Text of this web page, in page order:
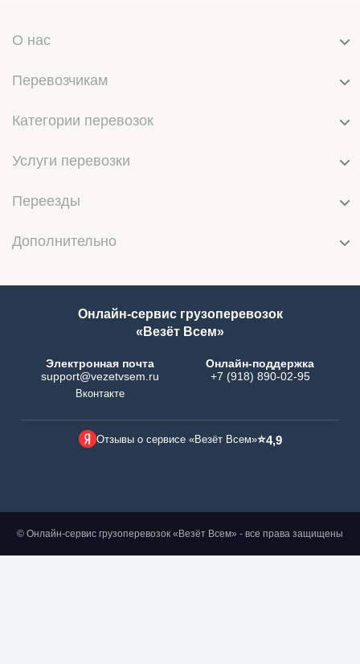
О нас
Перевозчикам
Категории перевозок
Услуги перевозки
Переезды
Дополнительно
Онлайн-сервис грузоперевозок
«Везёт Всем»
Электронная почта
support@vezetvsem.ru
Вконтакте
Онлайн-поддержка
+7 (918) 890-02-95
Отзывы о сервисе «Везёт Всем»⭐4,9
© Онлайн-сервис грузоперевозок «Везёт Всем» - все права защищены